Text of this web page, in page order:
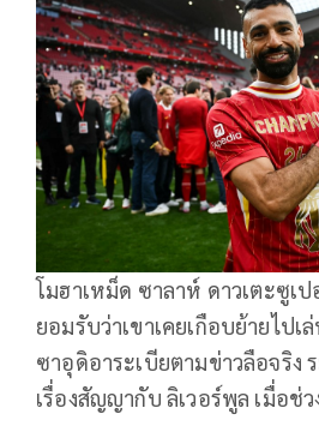
โมฮาเหม็ด ซาลาห์ ดาวเตะซูเป
ยอมรับว่าเขาเคยเกือบย้ายไปเ
ซาอุดิอาระเบียตามข่าวลือจริง
เรื่องสัญญากับ ลิเวอร์พูล เมื่อช่